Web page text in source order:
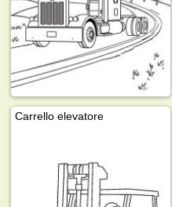
Carrello elevatore